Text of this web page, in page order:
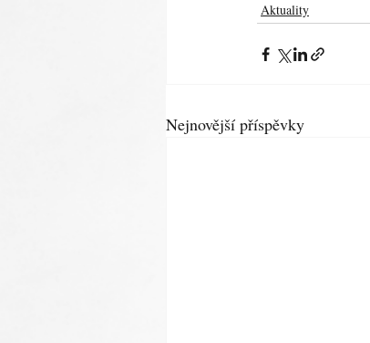
Aktuality
Nejnovější příspěvky